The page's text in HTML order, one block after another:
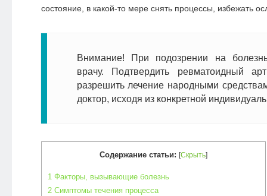
состояние, в какой-то мере снять процессы, избежать
Внимание! При подозрении на
врачу. Подтвердить ревматоидный
разрешить лечение народными
доктор, исходя из конкретной
Содержание статьи: [Скрыть]
1Факторы, вызывающие болезнь
2Симптомы течения процесса